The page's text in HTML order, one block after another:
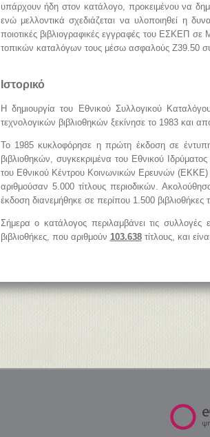
υπάρχουν ήδη στον κατάλογο, προκειμένου να
ενώ μελλοντικά σχεδιάζεται να υλοποιηθεί η
ποιοτικές βιβλιογραφικές εγγραφές του ΕΣΚΕΠ
τοπικών καταλόγων τους μέσω ασφαλούς Z39.50
Ιστορικό
Η δημιουργία του Εθνικού Συλλογικού
τεχνολογικών βιβλιοθηκών ξεκίνησε το 1983 και
Το 1985 κυκλοφόρησε η πρώτη έκδοση σε
βιβλιοθηκών, συγκεκριμένα του Εθνικού
του Εθνικού Κέντρου Κοινωνικών Ερευνών
αριθμούσαν 5.000 τίτλους περιοδικών.
έκδοση διανεμήθηκε σε περίπου 1.500 βιβλιοθήκες
Σήμερα ο κατάλογος περιλαμβάνει τις
βιβλιοθήκες, που αριθμούν 103.638τίτλους, και